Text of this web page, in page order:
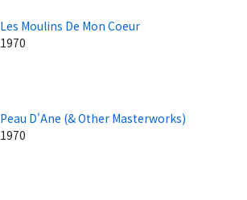
Les Moulins De Mon Coeur
1970
Peau D'Ane (& Other Masterworks)
1970